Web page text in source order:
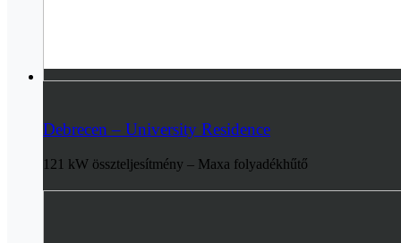
Debrecen – University Residence
121 kW összteljesítmény – Maxa folyadékhűtő